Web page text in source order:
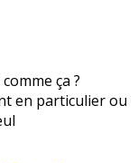
ça ?
en particulier ou